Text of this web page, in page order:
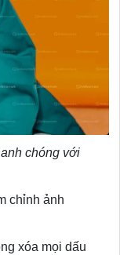
chóng với
chỉnh ảnh
xóa mọi dấu